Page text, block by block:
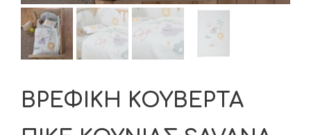
ΒΡΕΦΙΚΗ ΚΟΥΒΕΡΤΑ